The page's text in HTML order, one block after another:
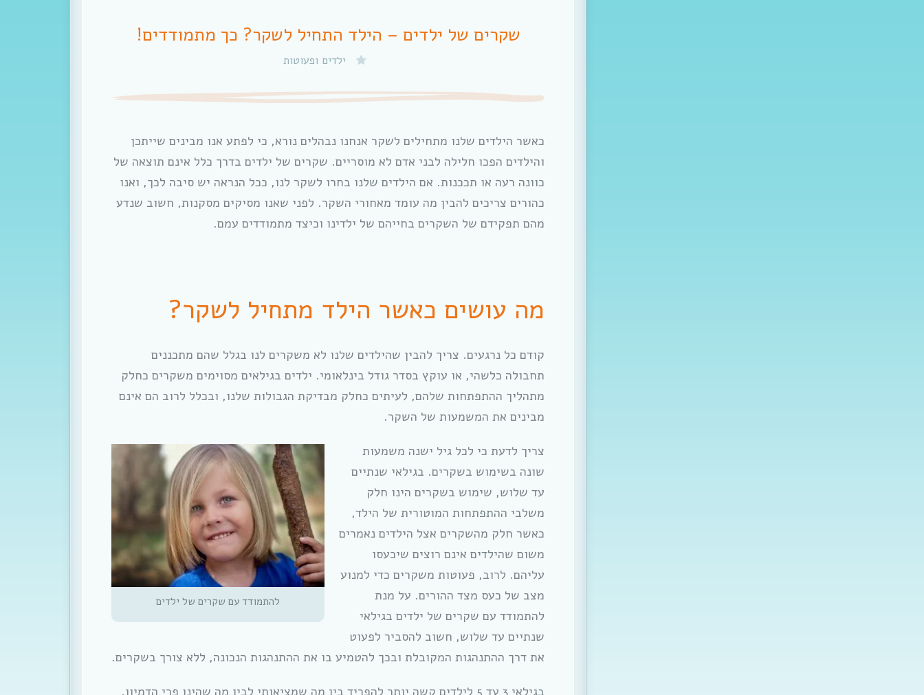
שקרים של ילדים – הילד התחיל לשקר? כך מתמודדים!
ילדים ופעוטות
כאשר הילדים שלנו מתחילים לשקר אנחנו נבהלים נורא, כי לפתע אנו מבינים שייתכן
והילדים הפכו חלילה לבני אדם לא מוסריים. שקרים של ילדים בדרך כלל אינם תוצאה של
כוונה רעה או תככנות. אם הילדים שלנו בחרו לשקר לנו, ככל הנראה יש סיבה לכך, ואנו
כהורים צריכים להבין מה עומד מאחורי השקר. לפני שאנו מסיקים מסקנות, חשוב שנדע
מהם תפקידם של השקרים בחייהם של ילדינו וכיצד מתמודדים עמם.
מה עושים כאשר הילד מתחיל לשקר?
קודם כל נרגעים. צריך להבין שהילדים שלנו לא משקרים לנו בגלל שהם מתכננים
תחבולה כלשהי, או עוקץ בסדר גודל בינלאומי. ילדים בגילאים מסוימים משקרים כחלק
מתהליך ההתפתחות שלהם, לעיתים כחלק מבדיקת הגבולות שלנו, ובכלל לרוב הם אינם
מבינים את המשמעות של השקר.
להתמודד עם שקרים של ילדים
צריך לדעת כי לכל גיל ישנה משמעות
שונה בשימוש בשקרים. בגילאי שנתיים
עד שלוש, שימוש בשקרים הינו חלק
משלבי ההתפתחות המוטורית של הילד,
כאשר חלק מהשקרים אצל הילדים נאמרים
משום שהילדים אינם רוצים שיכעסו
עליהם. לרוב, פעוטות משקרים כדי למנוע
מצב של כעס מצד ההורים. על מנת
להתמודד עם שקרים של ילדים בגילאי
שנתיים עד שלוש, חשוב להסביר לפעוט
את דרך ההתנהגות המקובלת ובכך להטמיע בו את ההתנהגות הנכונה, ללא צורך בשקרים.